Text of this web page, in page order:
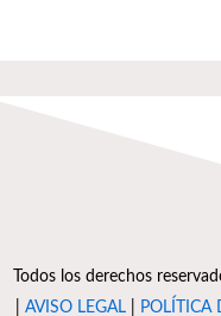
Todos los derechos
AVISO LEGAL| POLÍTICA